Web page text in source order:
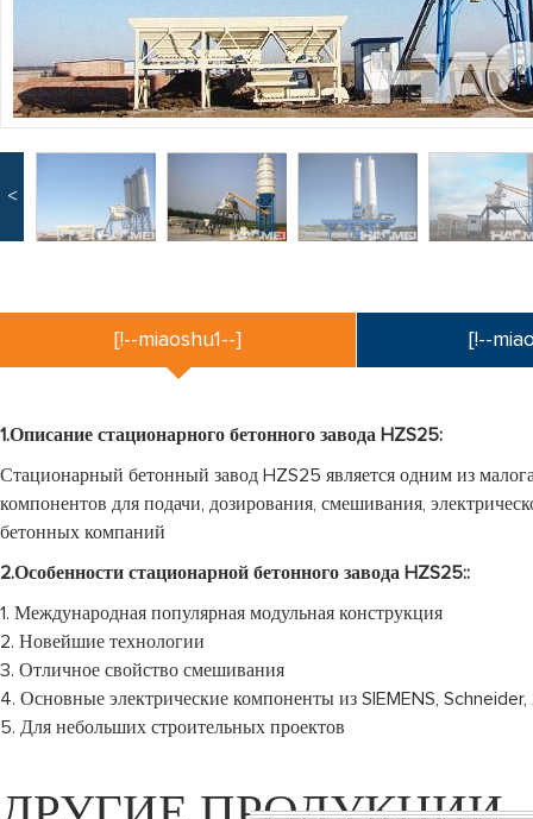
<
[!--miaoshu1--] [!--
1.Описание стационарного бетонного завода HZS25:
Стационарный бетонный завод HZS25 является одним из
компонентов для подачи, дозирования, смешивания,
бетонных компаний
2.Особенности стационарной бетонного завода HZS25::
1. Международная популярная модульная конструкция
2. Новейшие технологии
3. Отличное свойство смешивания
4. Основные электрические компоненты из SIEMENS,
5. Для небольших строительных проектов